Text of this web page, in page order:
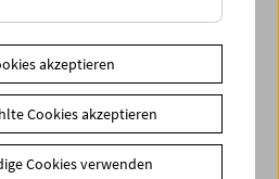
akzeptieren
Cookies akzeptieren
Cookies verwenden